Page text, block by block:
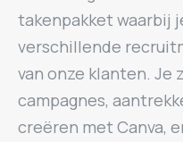
takenpakket waarbij
verschillende
van onze klanten. Je
campagnes,
creëren met Canva,